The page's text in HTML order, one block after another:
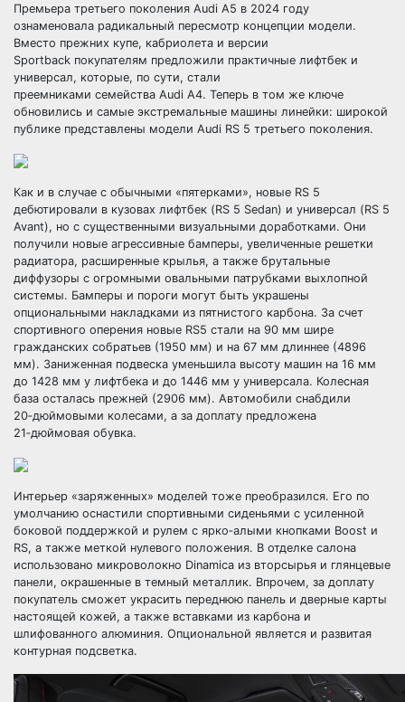
Премьера третьего поколения Audi A5 в 2024 году
ознаменовала радикальный пересмотр концепции модели.
Вместо прежних купе, кабриолета и версии
Sportback покупателям предложили практичные лифтбек и
универсал, которые, по сути, стали
преемниками семейства Audi A4. Теперь в том же ключе
обновились и самые экстремальные машины линейки: широкой
публике представлены модели Audi RS 5 третьего поколения.
Как и в случае с обычными «пятерками», новые RS 5
дебютировали в кузовах лифтбек (RS 5 Sedan) и универсал (RS 5
Avant), но с существенными визуальными доработками. Они
получили новые агрессивные бамперы, увеличенные решетки
радиатора, расширенные крылья, а также брутальные
диффузоры с огромными овальными патрубками выхлопной
системы. Бамперы и пороги могут быть украшены
опциональными накладками из пятнистого карбона. За счет
спортивного оперения новые RS5 стали на 90 мм шире
гражданских собратьев (1950 мм) и на 67 мм длиннее (4896
мм). Заниженная подвеска уменьшила высоту машин на 16 мм
до 1428 мм у лифтбека и до 1446 мм у универсала. Колесная
база осталась прежней (2906 мм). Автомобили снабдили
20‑дюймовыми колесами, а за доплату предложена
21‑дюймовая обувка.
Интерьер «заряженных» моделей тоже преобразился. Его по
умолчанию оснастили спортивными сиденьями с усиленной
боковой поддержкой и рулем с ярко‑алыми кнопками Boost и
RS, а также меткой нулевого положения. В отделке салона
использовано микроволокно Dinamica из вторсырья и глянцевые
панели, окрашенные в темный металлик. Впрочем, за доплату
покупатель сможет украсить переднюю панель и дверные карты
настоящей кожей, а также вставками из карбона и
шлифованного алюминия. Опциональной является и развитая
контурная подсветка.